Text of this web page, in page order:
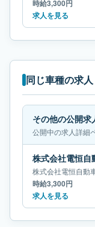
時給3,300円
求人を見る
同じ車種の求人
その他の公開求
公開中の求人詳細
株式会社電恒自動
時給3,300円
求人を見る